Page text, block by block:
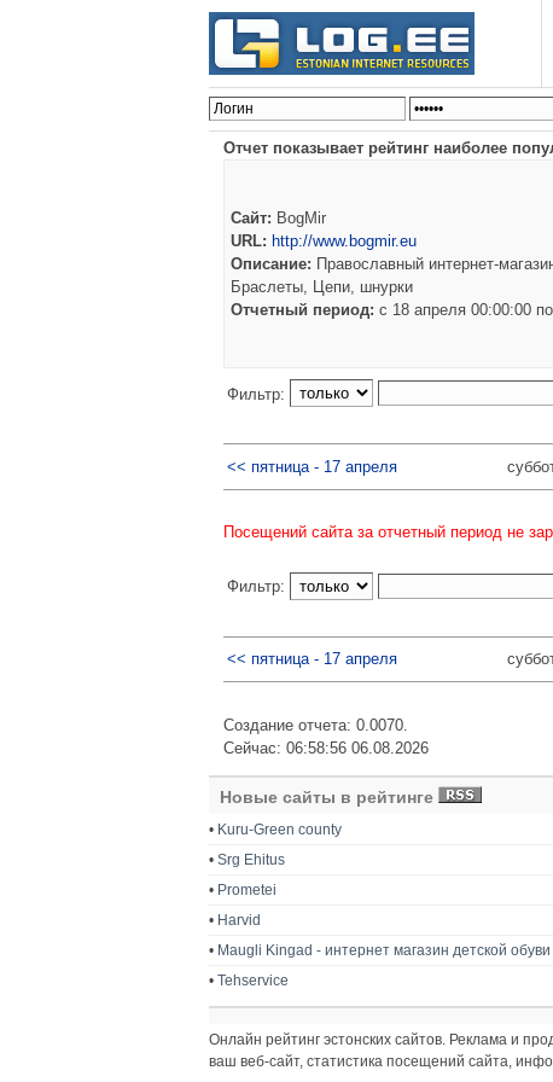
Отчет показывает рейтинг наиболее
Сайт: BogMir
URL: http://www.bogmir.eu
Описание: Православный интернет-
Браслеты, Цепи, шнурки
Отчетный период: c 18 апреля 00:00:00
Фильтр:
<< пятница - 17 апреля
Посещений сайта за отчетный период не
Фильтр:
<< пятница - 17 апреля
Создание отчета: 0.0070.
Сейчас: 06:58:56 06.08.2026
Новые сайты в рейтинге
• Kuru-Green county
• Srg Ehitus
• Prometei
• Harvid
• Maugli Kingad - интернет магазин детской обуви
• Tehservice
Онлайн рейтинг эстонских сайтов. Реклама и
ваш веб-сайт, статистика посещений сайта,